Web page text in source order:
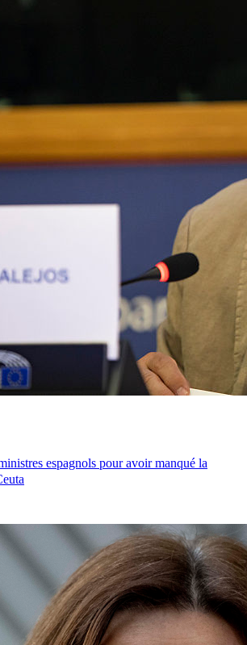
espagnols pour avoir manqué la